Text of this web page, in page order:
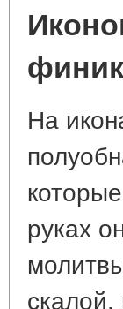
На
руках